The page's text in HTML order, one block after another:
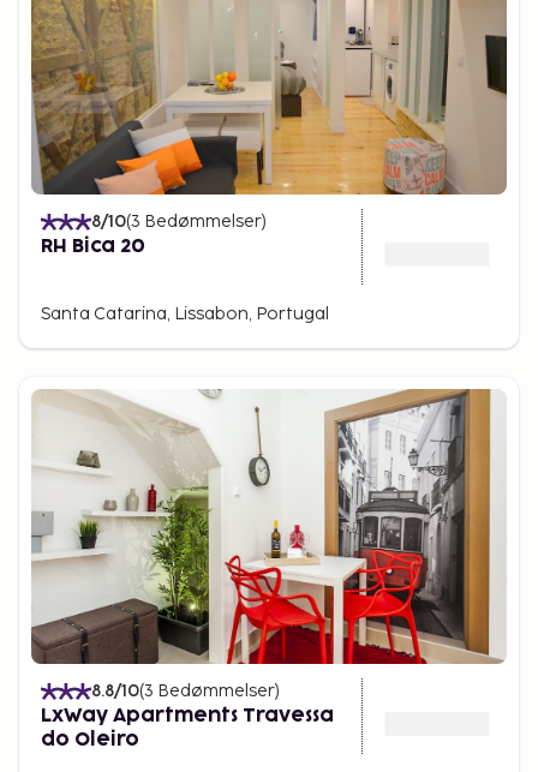
8/10(3 Bedømmelser)
RH Bica 20
Santa Catarina, Lissabon, Portugal
8.8/10(3 Bedømmelser)
LxWay Apartments Travessa
do Oleiro